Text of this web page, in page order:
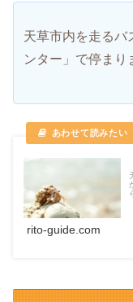
天草市内を走るバ
ンター」で停まり
rito-guide.com